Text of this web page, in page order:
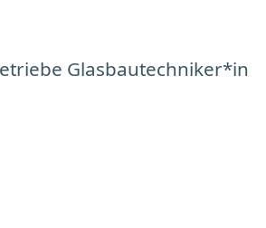
Glasbautechniker*in